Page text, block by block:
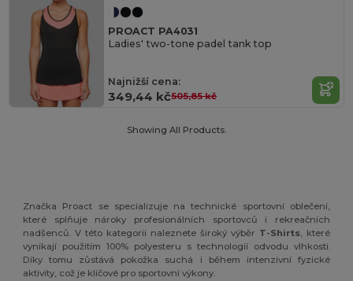
PROACT PA4031
Ladies' two-tone padel tank top
Najnižší cena:
349,44 kč505,85 kč
Showing All Products.
Značka Proact se specializuje na technické sportovní oblečení,
které splňuje nároky profesionálních sportovců i rekreačních
nadšenců. V této kategorii naleznete široký výběr T-Shirts, které
vynikají použitím 100% polyesteru s technologií odvodu vlhkosti.
Díky tomu zůstává pokožka suchá i během intenzivní fyzické
aktivity, což je klíčové pro sportovní výkony.